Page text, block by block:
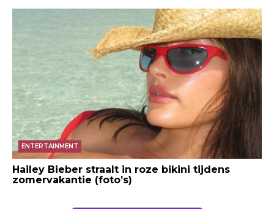
ENTERTAINMENT
Hailey Bieber straalt in roze bikini tijdens
zomervakantie (foto’s)